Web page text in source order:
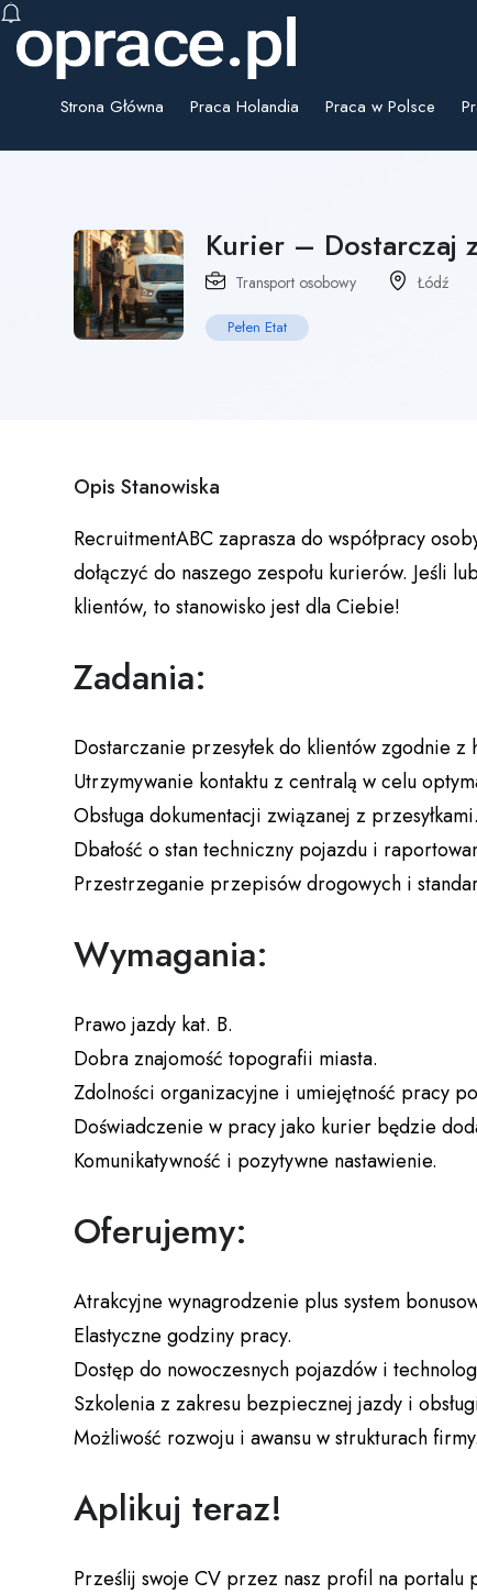
Strona Główna Praca Holandia Praca w Polsce
Kurier – Dostarczaj
Transport osobowy Łódź
Pełen Etat
Opis Stanowiska
RecruitmentABC zaprasza do współpracy
dołączyć do naszego zespołu kurierów. Jeśli
klientów, to stanowisko jest dla Ciebie!
Zadania:
Dostarczanie przesyłek do klientów zgodnie z
Utrzymywanie kontaktu z centralą w celu
Obsługa dokumentacji związanej z przesyłkami.
Dbałość o stan techniczny pojazdu i
Przestrzeganie przepisów drogowych i
Wymagania:
Prawo jazdy kat. B.
Dobra znajomość topografii miasta.
Zdolności organizacyjne i umiejętność pracy
Doświadczenie w pracy jako kurier będzie
Komunikatywność i pozytywne nastawienie.
Oferujemy:
Atrakcyjne wynagrodzenie plus system
Elastyczne godziny pracy.
Dostęp do nowoczesnych pojazdów i
Szkolenia z zakresu bezpiecznej jazdy i
Możliwość rozwoju i awansu w strukturach firmy.
Aplikuj teraz!
Prześlij swoje CV przez nasz profil na portalu